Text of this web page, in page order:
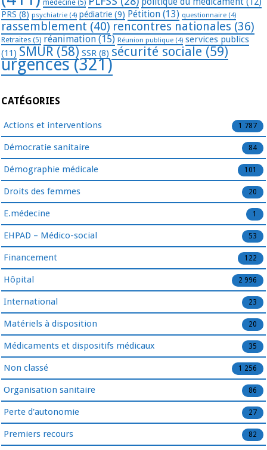
médecine (5)
PRS (8) psychiatrie (4) pédiatrie (9) Pétition (13) questionnaire (4)
rassemblement (40) rencontres nationales (36)
Retraites (5) réanimation (15) Réunion publique (4) services publics
(11) SMUR (58) SSR (8) sécurité sociale (59)
urgences(321)
CATÉGORIES
Actions et interventions 1 787
Démocratie sanitaire 84
Démographie médicale 101
Droits des femmes 20
E.médecine 1
EHPAD – Médico-social 53
Financement 122
Hôpital 2 996
International 23
Matériels à disposition 20
Médicaments et dispositifs médicaux 35
Non classé 1 256
Organisation sanitaire 86
Perte d'autonomie 27
Premiers recours 82